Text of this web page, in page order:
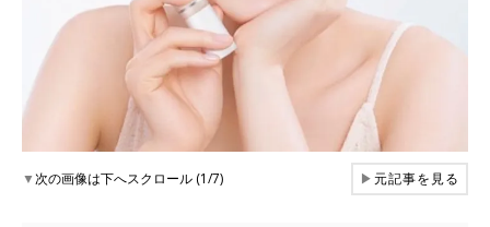
▼次の画像は下へスクロール (1/7) ▶元記事を見る